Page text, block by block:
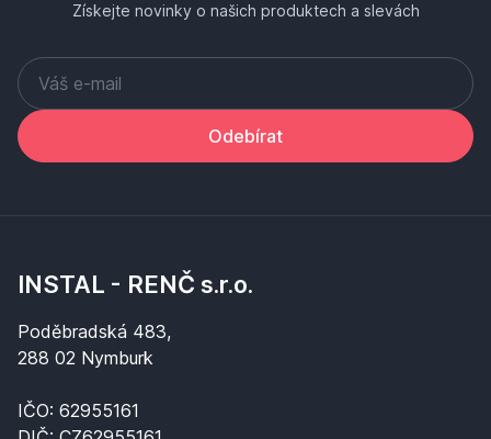
Získejte novinky o našich produktech a slevách
Odebírat
INSTAL - RENČ s.r.o.
Poděbradská 483,
288 02 Nymburk
IČO: 62955161